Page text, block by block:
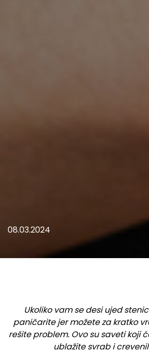
08.03.2024
Ukoliko vam se desi ujed
paničarite jer možete za kratko
rešite problem. Ovo su saveti koji
ublažite svrab i